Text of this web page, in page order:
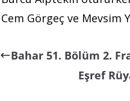
Cem Görgeç ve Mevsim
Bahar 51. Bölüm 2.
Eşref